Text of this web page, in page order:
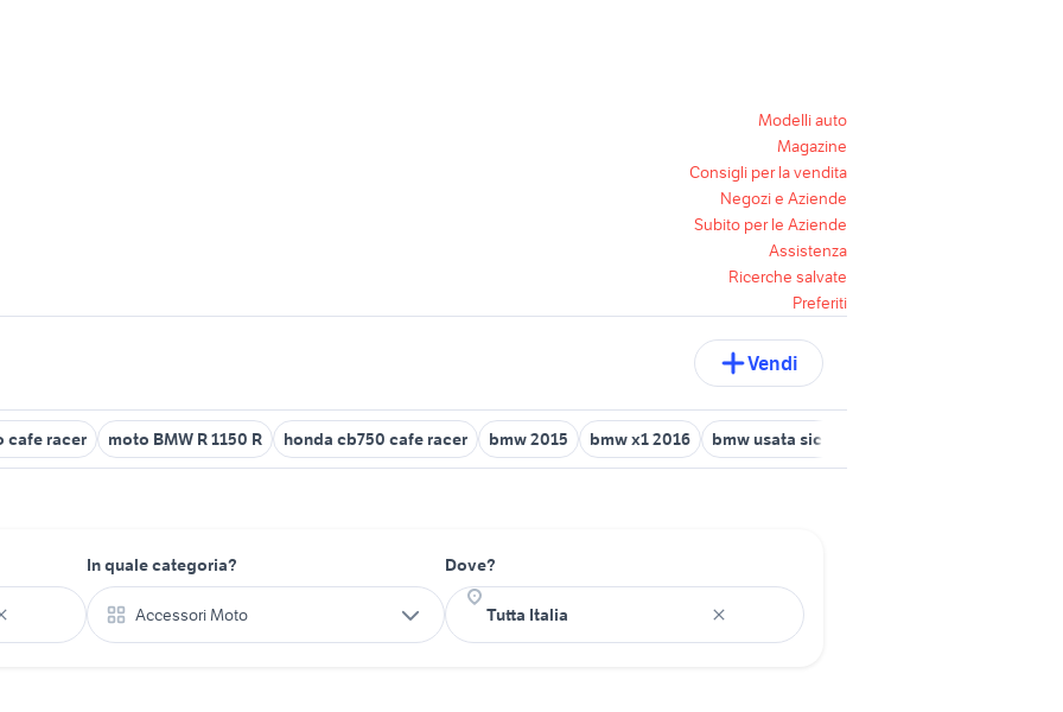
Modelli auto
Magazine
Consigli per la vendita
Negozi e Aziende
Subito per le Aziende
Assistenza
Ricerche salvate
Preferiti
Vendi
cafe racer moto BMW R 1150 R honda cb750 cafe racer bmw 2015 bmw x1 2016 bmw usata sicilia
In quale categoria?
Accessori Moto
Dove?